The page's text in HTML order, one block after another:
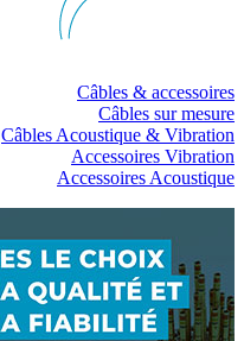
Câbles & accessoires
Câbles sur mesure
Câbles Acoustique & Vibration
Accessoires Vibration
Accessoires Acoustique